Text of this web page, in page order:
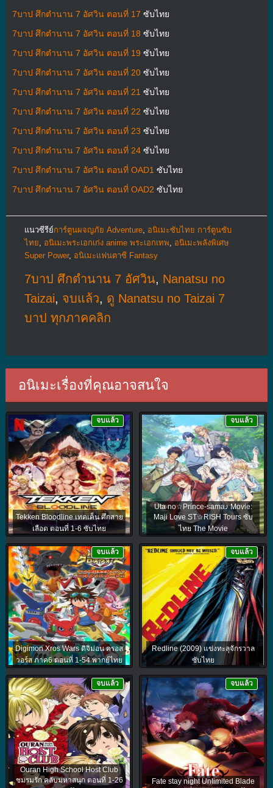
7บาป ศึกตำนาน 7 อัศวิน ตอนที่ 17 ซับไทย
7บาป ศึกตำนาน 7 อัศวิน ตอนที่ 18 ซับไทย
7บาป ศึกตำนาน 7 อัศวิน ตอนที่ 19 ซับไทย
7บาป ศึกตำนาน 7 อัศวิน ตอนที่ 20ซับไทย
7บาป ศึกตำนาน 7 อัศวิน ตอนที่ 21 ซับไทย
7บาป ศึกตำนาน 7 อัศวิน ตอนที่ 22 ซับไทย
7บาป ศึกตำนาน 7 อัศวิน ตอนที่ 23 ซับไทย
7บาป ศึกตำนาน 7 อัศวิน ตอนที่ 24ซับไทย
7บาป ศึกตำนาน 7 อัศวิน ตอนที่ OAD1 ซับไทย
7บาป ศึกตำนาน 7 อัศวิน ตอนที่ OAD2 ซับไทย
แนวซีรีย์การ์ตูนผจญภัย Adventure, อนิเมะซับไทย การ์ตูนซับ
ไทย
อนิเมะพระเอกเก่ง anime พระเอกเทพ
อนิเมะพลังพิเศษ
Super Power, อนิเมะแฟนตาซี Fantasy
7บาป ศึกตำนาน 7 อัศวิน, Nanatsu no
Taizai, จบแล้ว, ดู Nanatsu no Taizai 7
บาป ทุกภาคคลิก
อนิเมะเรื่องที่คุณอาจสนใจ
Tekken Bloodline เทคเค็น ศึกสาย
เลือด ตอนที่ 1-6 ซับไทย
จบแล้ว
Uta no☆Prince-sama♪ Movie:
Maji Love ST☆RISH Tours ซับ
ไทย The Movie
จบแล้ว
Digimon Xros Wars ดิจิม่อน ครอส
วอร์ส ภาค6 ตอนที่ 1-54 พากย์ไทย
จบแล้ว
Redline (2009) แข่งทะลุจักรวาล
ซับไทย
จบแล้ว
Ouran High School Host Club
ชมรมรัก คลับมหาสนุก ตอนที่ 1-26
จบแล้ว
Fate stay night Unlimited Blade
จบแล้ว